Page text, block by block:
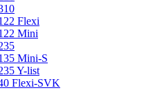
Flexi
Mini
Mini-S
Y-list
Flexi-SVK